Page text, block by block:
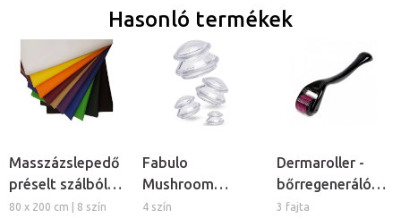
Hasonló termékek
Masszázslepedő
préselt szálból,
5db
80 x 200 cm | 8 szín
Fabulo
Mushroom
gomba alakú
4 szín
Dermaroller -
bőrregeneráló
tűs henger
3 fajta